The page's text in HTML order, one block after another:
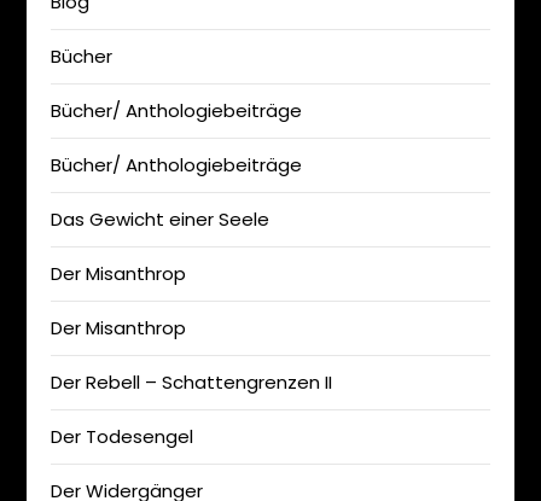
Bücher
Bücher/ Anthologiebeiträge
Bücher/ Anthologiebeiträge
Das Gewicht einer Seele
Der Misanthrop
Der Misanthrop
Der Rebell – Schattengrenzen II
Der Todesengel
Der Widergänger